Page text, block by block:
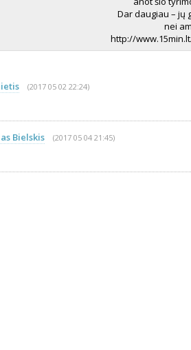
Dar daugiau – jų
nei
http://
(2017 05 02 22:24)
Bielskis (2017 05 04 21:45)